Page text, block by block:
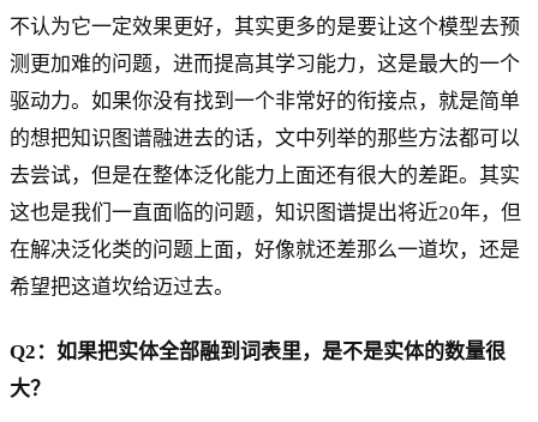
不认为它一定效果更好，其实更多的是要让这个模型去预
测更加难的问题，进而提高其学习能力，这是最大的一个
驱动力。如果你没有找到一个非常好的衔接点，就是简单
的想把知识图谱融进去的话，文中列举的那些方法都可以
去尝试，但是在整体泛化能力上面还有很大的差距。其实
这也是我们一直面临的问题，知识图谱提出将近20年，但
在解决泛化类的问题上面，好像就还差那么一道坎，还是
希望把这道坎给迈过去。
Q2：如果把实体全部融到词表里，是不是实体的数量很
大？